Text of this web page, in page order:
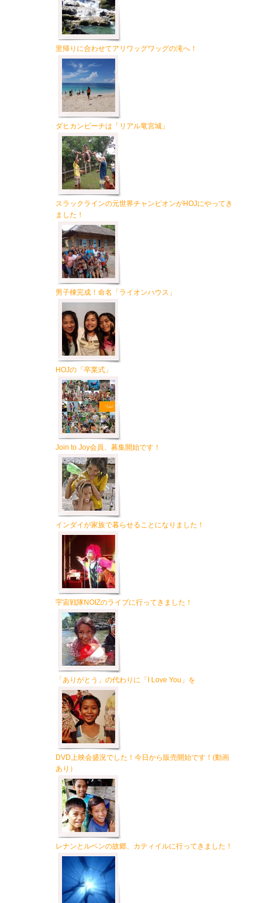
里帰りに合わせてアリワッグワッグの滝へ！
ダヒカンビーチは「リアル竜宮城」
スラックラインの元世界チャンピオンがHOJにやってき
ました！
男子棟完成！命名「ライオンハウス」
HOJの「卒業式」
Join to Joy会員、募集開始です！
インダイが家族で暮らせることになりました！
宇宙戦隊NOIZのライブに行ってきました！
「ありがとう」の代わりに「I Love You」を
DVD上映会盛況でした！今日から販売開始です！(動画
あり）
レナンとルベンの故郷、カティイルに行ってきました！